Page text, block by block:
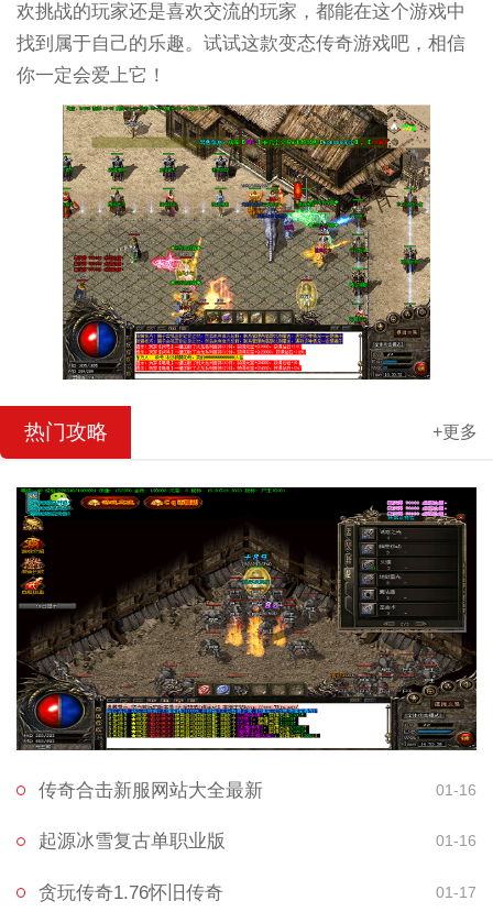
欢挑战的玩家还是喜欢交流的玩家，都能在这个游戏中
找到属于自己的乐趣。试试这款变态传奇游戏吧，相信
你一定会爱上它！
热门攻略 +更多
传奇合击新服网站大全最新 01-16
起源冰雪复古单职业版 01-16
贪玩传奇1.76怀旧传奇 01-17